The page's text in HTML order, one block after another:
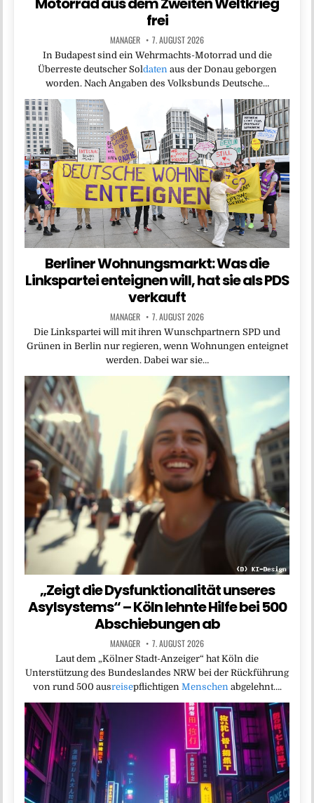
frei
MANAGER 7. AUGUST 2026
In Budapest sind ein Wehrmachts-Motorrad und die
Überreste deutscher Soldaten aus der Donau geborgen
worden. Nach Angaben des Volksbunds Deutsche…
Berliner Wohnungsmarkt: Was die
Linkspartei enteignen will, hat sie als PDS
verkauft
MANAGER 7. AUGUST 2026
Die Linkspartei will mit ihren Wunschpartnern SPD und
Grünen in Berlin nur regieren, wenn Wohnungen enteignet
werden. Dabei war sie…
„Zeigt die Dysfunktionalität unseres
Asylsystems“ – Köln lehnte Hilfe bei 500
Abschiebungen ab
MANAGER 7. AUGUST 2026
Laut dem „Kölner Stadt-Anzeiger“ hat Köln die
Unterstützung des Bundeslandes NRW bei der Rückführung
von rund 500 ausreisepflichtigen Menschen abgelehnt….